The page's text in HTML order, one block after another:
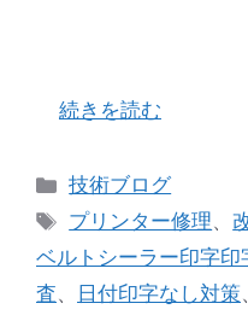
続きを読む
カ
テ
リ
ー
技術ブログ
タ
グ
プリンター修理、
ベルトシーラー印字印
査、 日付印字なし対策、